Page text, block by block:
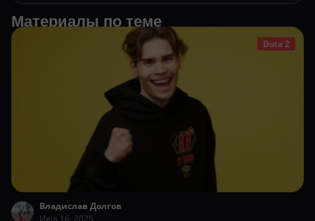
Материалы по теме
Dota 2
Владислав Долгов